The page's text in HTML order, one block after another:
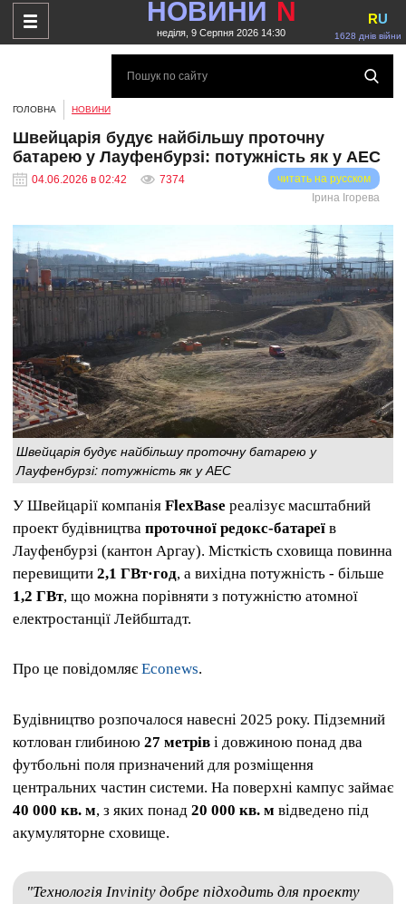
НОВИНИ N
неділя, 9 Серпня 2026 14:30 1628 днів війни
RU
ГОЛОВНА НОВИНИ
Швейцарія будує найбільшу проточну
батарею у Лауфенбурзі: потужність як у АЕС
04.06.2026 в 02:42 7374
читать на русском
Ірина Ігорева
Швейцарія будує найбільшу проточну батарею у
Лауфенбурзі: потужність як у АЕС
У Швейцарії компанія FlexBase реалізує масштабний
проект будівництва проточної редокс-батареї в
Лауфенбурзі (кантон Аргау). Місткість сховища повинна
перевищити 2,1 ГВт·год, а вихідна потужність - більше
1,2 ГВт, що можна порівняти з потужністю атомної
електростанції Лейбштадт.
Про це повідомляє Econews.
Будівництво розпочалося навесні 2025 року. Підземний
котлован глибиною 27 метрів і довжиною понад два
футбольні поля призначений для розміщення
центральних частин системи. На поверхні кампус займає
40 000 кв. м, з яких понад 20 000 кв. м відведено під
акумуляторне сховище.
"Технологія Invinity добре підходить для проекту